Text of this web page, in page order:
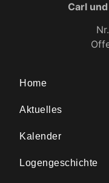
Carl
Home
Aktuelles
Kalender
Logengeschichte